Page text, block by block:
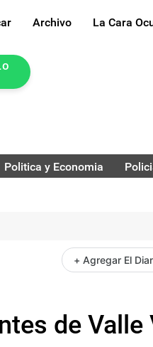
Archivo La Cara
Politica y Economia
+ Agregar El
de